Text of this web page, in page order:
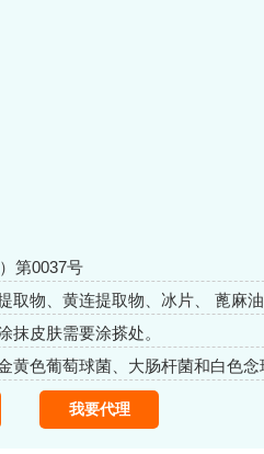
第0037号
取物、黄连提取物、冰片、 蓖麻油
抹皮肤需要涂搽处。
我要代理